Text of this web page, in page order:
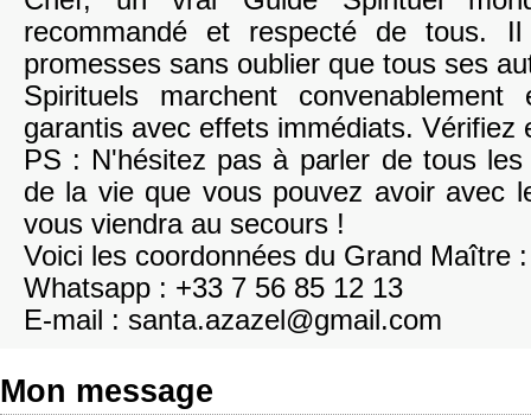
recommandé et respecté de tous.
promesses sans oublier que tous ses
Spirituels marchent
garantis avec effets immédiats. Vérifiez
PS : N'hésitez pas à parler de tous les
de la vie que vous pouvez avoir avec
vous viendra au secours !
Voici les coordonnées du Grand Maître :
Whatsapp : +33 7 56 85 12 13
E-mail : santa.azazel@gmail.com
Mon message